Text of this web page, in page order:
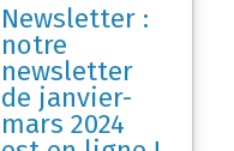
Newsletter :
notre
newsletter
de janvier-
mars 2024